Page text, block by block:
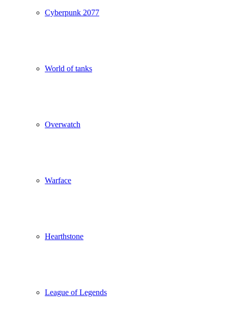
Cyberpunk 2077
World of tanks
Overwatch
Warface
Hearthstone
League of Legends